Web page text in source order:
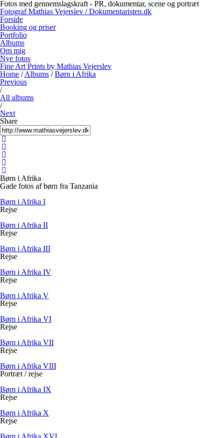
Fotos med gennemslagskraft - PR, dokumentar, scene og portræt
Fotograf Mathias Vejerslev / Dokumentaristen.dk
Forside
Booking og priser
Portfolio
Albums
Om mig
Nye fotos
Fine Art Prints by Mathias Vejerslev
Home /Albums /Børn i Afrika
Previous
/
All albums
/
Next
Share
Børn i Afrika
Gade fotos af børn fra Tanzania
Børn i Afrika I
Rejse
Børn i Afrika II
Rejse
Børn i Afrika III
Rejse
Børn i Afrika IV
Rejse
Børn i Afrika V
Rejse
Børn i Afrika VI
Rejse
Børn i Afrika VII
Rejse
Børn i Afrika VIII
Portræt / rejse
Børn i Afrika IX
Rejse
Børn i Afrika X
Rejse
Børn i Afrika XVI